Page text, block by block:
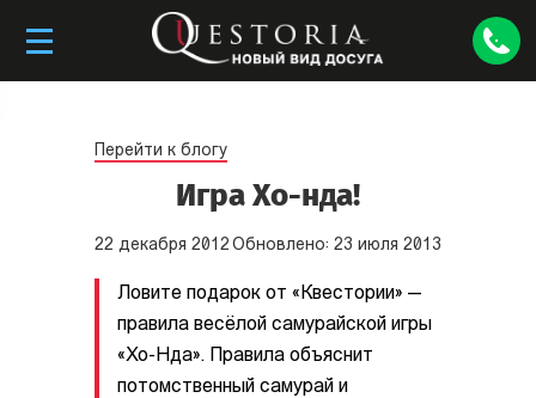
Перейти к блогу
Игра Хо-нда!
22 декабря 2012 Обновлено: 23 июля 2013
Ловите подарок от «Квестории» —
правила весёлой самурайской игры
«Хо-Нда». Правила объяснит
потомственный самурай и